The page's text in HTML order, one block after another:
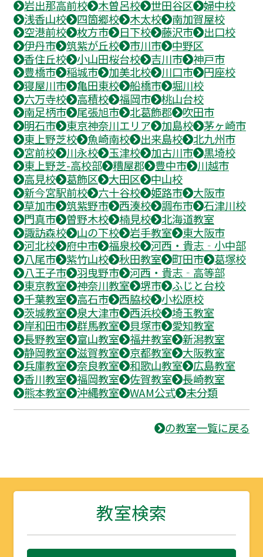
岩出那高前校
木曽呂校 世田谷区
婦中校
浅香山校
四箇郷校 木太校
南加賀屋校
空港前校
枚方市 日下校 藤沢市
出口校
伊丹市
筑紫が丘校 市川市
中野区
香住丘校
小山田桜台校 吉川市
神戸市
豊橋市
稲城市 加美北校 川口市
円座校
寝屋川市
亀田東校 船橋市
堀川校
六万寺校
高積校 福岡市
桃山台校
南足柄市
尾張旭市 北葛飾郡
吹田市
明石市
東京神奈川エリア 加島校
茅ヶ崎市
東上野芝校
魚崎南校 出来島校
北九州市
宮前校
川永校 玉津校 加古川市
黒埼校
東上野芝-高校部
糟屋郡 豊中市
川越市
高見校
葛飾区 大田区
中山校
新今宮駅前校
六十谷校 姫路市
大阪市
草加市
筑紫野市 西湊校 調布市
石津川校
門真市
曽野木校 楠見校
北海道教室
諏訪森校
山の下校 岩手教室
東大阪市
河北校
府中市 福泉校
河西・貴志‐小中部
八尾市
紫竹山校 秋田教室 町田市
葛塚校
八王子市
羽曳野市
河西・貴志‐高等部
東京教室
神奈川教室 堺市
ふじと台校
千葉教室
高石市 西脇校
小松原校
茨城教室
泉大津市 西浜校
埼玉教室
岸和田市
群馬教室 貝塚市
愛知教室
長野教室
富山教室 福井教室
新潟教室
静岡教室
滋賀教室 京都教室
大阪教室
兵庫教室
奈良教室 和歌山教室
広島教室
香川教室
福岡教室 佐賀教室
長崎教室
熊本教室
沖縄教室 WAM公式 未分類
の教室一覧に戻る
教室検索